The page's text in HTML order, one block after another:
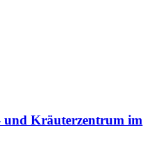
und Kräuterzentrum im